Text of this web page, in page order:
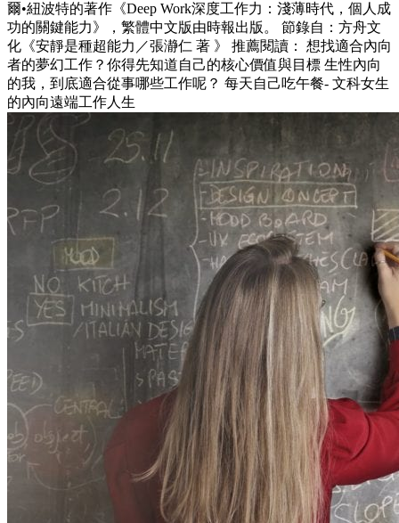
爾•紐波特的著作《Deep Work深度工作力：淺薄時代，個人成
功的關鍵能力》，繁體中文版由時報出版。 節錄自：方舟文
化《安靜是種超能力／張瀞仁 著 》 推薦閱讀： 想找適合內向
者的夢幻工作？你得先知道自己的核心價值與目標 生性內向
的我，到底適合從事哪些工作呢？ 每天自己吃午餐- 文科女生
的內向遠端工作人生